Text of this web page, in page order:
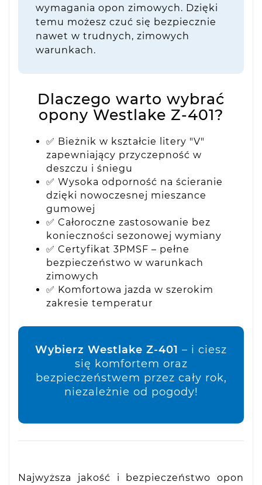
wymagania opon zimowych. Dzięki
temu możesz czuć się bezpiecznie
nawet w trudnych, zimowych
warunkach.
Dlaczego warto wybrać
opony Westlake Z-401?
✅ Bieżnik w kształcie litery "V"
zapewniający przyczepność w
deszczu i śniegu
✅ Wysoka odporność na ścieranie
dzięki nowoczesnej mieszance
gumowej
✅ Całoroczne zastosowanie bez
konieczności sezonowej wymiany
✅ Certyfikat 3PMSF – pełne
bezpieczeństwo w warunkach
zimowych
✅ Komfortowa jazda w szerokim
zakresie temperatur
Wybierz Westlake Z-401 – i ciesz
się komfortem oraz
bezpieczeństwem przez cały rok,
niezależnie od pogody!
Najwyższa jakość i bezpieczeństwo opon